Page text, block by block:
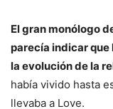
El gran monólogo
parecía indicar que
la evolución de la
había vivido hasta
llevaba a Love.